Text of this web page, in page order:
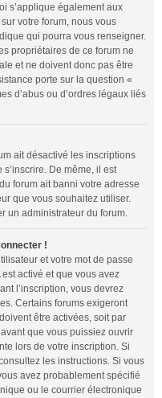
s’applique également aux
votre forum, nous vous
qui pourra vous renseigner.
propriétaires de ce forum ne
et ne doivent donc pas être
porte sur la question «
d’abus ou d’ordres légaux liés
ait désactivé les inscriptions
De même, il est
forum ait banni votre adresse
que vous souhaitez utiliser.
un administrateur du forum.
!
et votre mot de passe
activé et que vous avez
l’inscription, vous devrez
Certains forums exigeront
être activées, soit par
que vous puissiez ouvrir
lors de votre inscription. Si
les instructions. Si vous
avez probablement spécifié
ou le courrier électronique